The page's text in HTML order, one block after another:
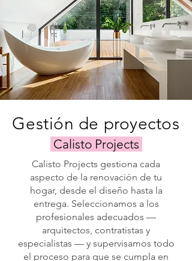
Gestión de proyectos
Calisto Projects
Calisto Projects gestiona cada
aspecto de la renovación de tu
hogar, desde el diseño hasta la
entrega. Seleccionamos a los
profesionales adecuados —
arquitectos, contratistas y
especialistas — y supervisamos todo
el proceso para que se cumpla en